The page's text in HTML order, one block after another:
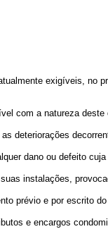
exigíveis,
com a natureza
deteriorações
dano ou defeito
instalações,
prévio e por escrito
e encargos